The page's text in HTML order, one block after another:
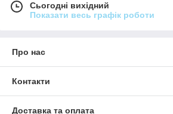
Сьогодні вихідний
Показати весь графік роботи
Про нас
Контакти
Доставка та оплата